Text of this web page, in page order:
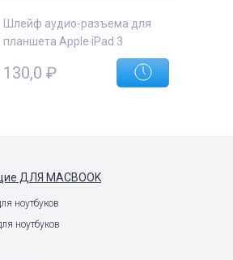
Шлейф аудио-разъема для
планшета Apple iPad 3
130,0 ₽
ДЛЯ MACBOOK
ноутбуков
ноутбуков